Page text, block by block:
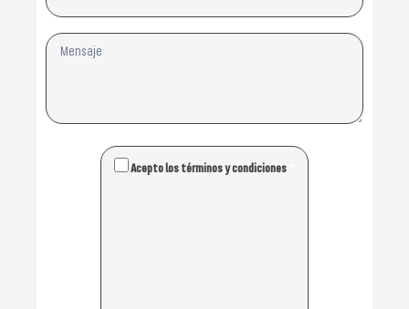
Acepto los términos y condiciones